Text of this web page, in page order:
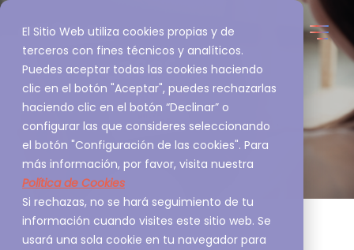
El Sitio Web utiliza cookies propias y de
terceros con fines técnicos y analíticos.
Puedes aceptar todas las cookies haciendo
clic en el botón "Aceptar", puedes rechazarlas
haciendo clic en el botón “Declinar” o
configurar las que consideres seleccionando
el botón "Configuración de las cookies". Para
más información, por favor, visita nuestra
Política de Cookies
Si rechazas, no se hará seguimiento de tu
información cuando visites este sitio web. Se
usará una sola cookie en tu navegador para